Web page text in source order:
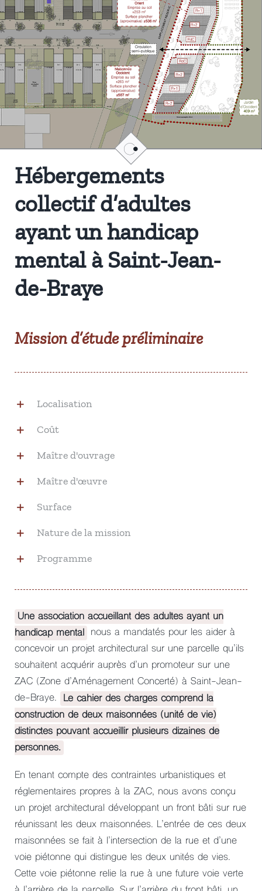
Hébergements
collectif d’adultes
ayant un handicap
mental à Saint-Jean-
de-Braye
Mission d’étude préliminaire
Localisation
Coût
Maître d'ouvrage
Maître d'œuvre
Surface
Nature de la mission
Programme
Une association accueillant des adultes ayant un
handicap mental nous a mandatés pour les aider à
concevoir un projet architectural sur une parcelle qu’ils
souhaitent acquérir auprès d’un promoteur sur une
ZAC (Zone d’Aménagement Concerté) à Saint-Jean-
de-Braye. Le cahier des charges comprend la
construction de deux maisonnées (unité de vie)
distinctes pouvant accueillir plusieurs dizaines de
personnes.
En tenant compte des contraintes urbanistiques et
réglementaires propres à la ZAC, nous avons conçu
un projet architectural développant un front bâti sur rue
réunissant les deux maisonnées. L’entrée de ces deux
maisonnées se fait à l’intersection de la rue et d’une
voie piétonne qui distingue les deux unités de vies.
Cette voie piétonne relie la rue à une future voie verte